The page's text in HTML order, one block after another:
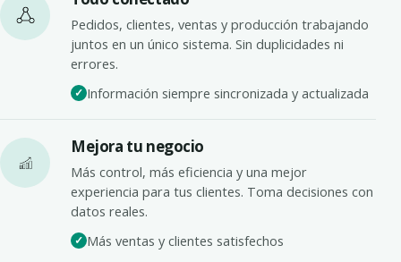
Pedidos, clientes, ventas y producción trabajando
juntos en un único sistema. Sin duplicidades ni
errores.
Información siempre sincronizada y actualizada
Mejora tu negocio
Más control, más eficiencia y una mejor
experiencia para tus clientes. Toma decisiones con
datos reales.
Más ventas y clientes satisfechos